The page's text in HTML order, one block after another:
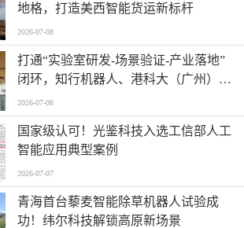
地格，打造美西智能货运新标杆
2026-07-08
打通“实验室研发-场景验证-产业落地”
闭环，知行机器人、港科大（广州）、
北京粤电三方联合解锁城市服务机器人
规模化应用
2026-07-08
国家级认可！光鉴科技入选工信部人工
智能应用典型案例
2026-07-07
青海首台藜麦智能除草机器人试验成
功！纬尔科技解锁高原新场景